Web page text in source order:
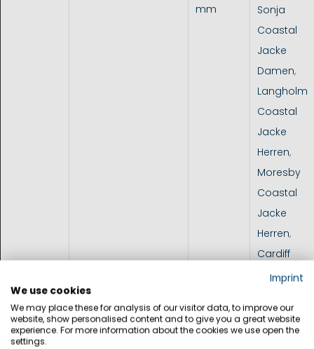
mm
Sonja
Coastal
Jacke
Damen,
Langholm
Coastal
Jacke
Herren,
Moresby
Coastal
Jacke
Herren,
Cardiff
Jacke
Melbourne
VC2L
Imprint
We use cookies
We may place these for analysis of our visitor data, to improve our
website, show personalised content and to give you a great website
experience. For more information about the cookies we use open the
settings.